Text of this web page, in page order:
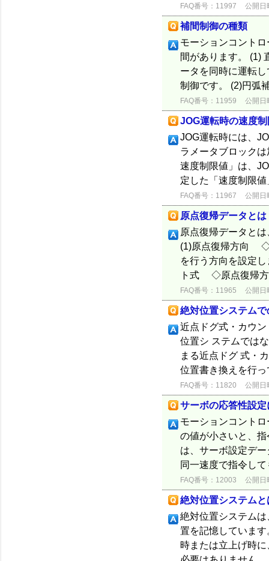
FAQ番号：11997 公開日
補間制御の種類
モーションコント
間があります。 (1)
ータを同時に運転
制御です。 (2)円弧
FAQ番号：11959 公開日
JOG運転時の速度
JOG運転時には、
ラメータブロック
速度制限値」は、
定した「速度制限
FAQ番号：11967 公開日
原点復帰データとは
原点復帰データと
(1)原点復帰方向 ◇
を行う方向を設定
ト式 ◇原点復帰
FAQ番号：11965 公開日
絶対位置システム
近点ドグ式・カウ
位置シ ステムでは
まる近点ドグ 式・
位置書き換えを行
FAQ番号：11820 公開日
サーボの応答性設定
モーションコント
の値が小さいと、
は、サーボ設定デ
同一速度で指令し
FAQ番号：12003 公開日
絶対位置システムと
絶対位置システム
置を記憶していま
時または立上げ時